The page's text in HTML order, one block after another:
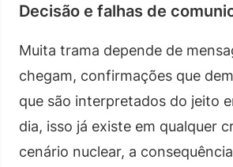
Decisão e falhas de
Muita trama depende de
chegam, confirmações que
que são interpretados do jeito
dia, isso já existe em qualquer
cenário nuclear, a